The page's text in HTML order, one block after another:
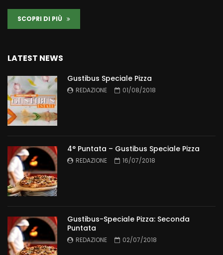
SCOPRI DI PIÙ
LATEST NEWS
Gustibus Speciale Pizza
REDAZIONE 01/08/2018
4° Puntata – Gustibus Speciale Pizza
REDAZIONE 16/07/2018
Gustibus-Speciale Pizza: Seconda
Puntata
REDAZIONE 02/07/2018